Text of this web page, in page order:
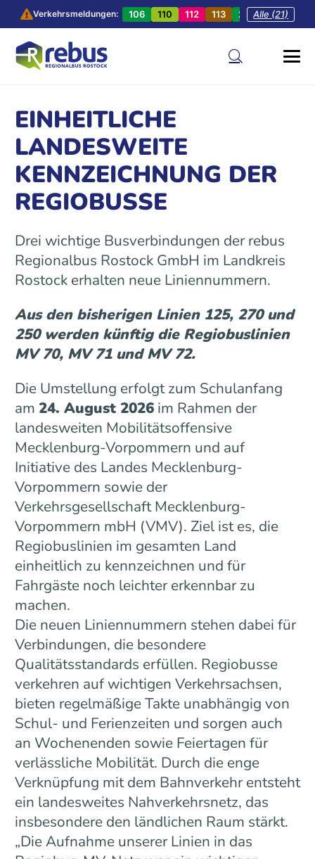
Verkehrsmeldungen: 106 110 112 113 201 202
Alle (21)
EINHEITLICHE
LANDESWEITE
KENNZEICHNUNG DER
REGIOBUSSE
Drei wichtige Busverbindungen der rebus
Regionalbus Rostock GmbH im Landkreis
Rostock erhalten neue Liniennummern.
Aus den bisherigen Linien 125, 270 und
250 werden künftig die Regiobuslinien
MV 70, MV 71 und MV 72.
Die Umstellung erfolgt zum Schulanfang
am 24. August 2026im Rahmen der
landesweiten Mobilitätsoffensive
Mecklenburg-Vorpommern und auf
Initiative des Landes Mecklenburg-
Vorpommern sowie der
Verkehrsgesellschaft Mecklenburg-
Vorpommern mbH (VMV). Ziel ist es, die
Regiobuslinien im gesamten Land
einheitlich zu kennzeichnen und für
Fahrgäste noch leichter erkennbar zu
machen.
Die neuen Liniennummern stehen dabei für
Verbindungen, die besondere
Qualitätsstandards erfüllen. Regiobusse
verkehren auf wichtigen Verkehrsachsen,
bieten regelmäßige Takte unabhängig von
Schul- und Ferienzeiten und sorgen auch
an Wochenenden sowie Feiertagen für
verlässliche Mobilität. Durch die enge
Verknüpfung mit dem Bahnverkehr entsteht
ein landesweites Nahverkehrsnetz, das
insbesondere den ländlichen Raum stärkt.
„Die Aufnahme unserer Linien in das